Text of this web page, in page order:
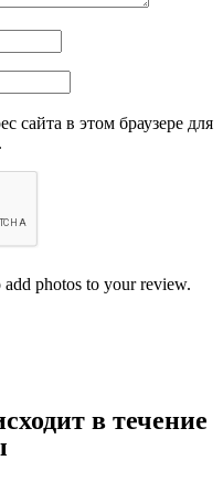
сайта в этом браузере для
photos to your review.
в течение